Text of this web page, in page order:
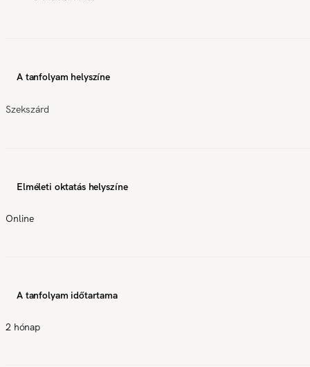
A tanfolyam helyszíne
Szekszárd
Elméleti oktatás helyszíne
Online
A tanfolyam időtartama
2 hónap